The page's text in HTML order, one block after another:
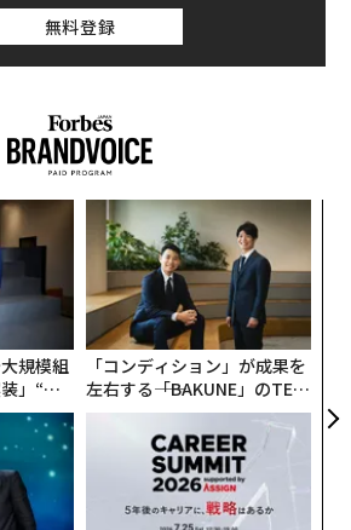
無料登録
規模組
」“使
業へ【N
】
「コンディション」が成果を
左右する――「BAKUNE」のTEN
TIALが支える「挑戦者の明